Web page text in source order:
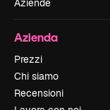
Aziende
Azienda
Prezzi
Chi siamo
Recensioni